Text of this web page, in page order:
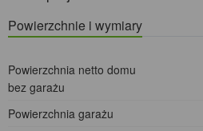
Powierzchnie i wymiary
Powierzchnia netto domu
bez garażu
Powierzchnia garażu